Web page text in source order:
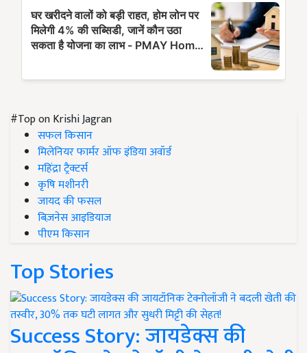
#Top on Krishi Jagran
सफल किसान
मिलेनियर फार्मर ऑफ इंडिया अवॉर्ड
महिंद्रा ट्रैक्टर्स
कृषि मशीनरी
जायद की फसल
बिज़नेस आइडियाज
पीएम किसान
Top Stories
Success Story: जायडेक्स की